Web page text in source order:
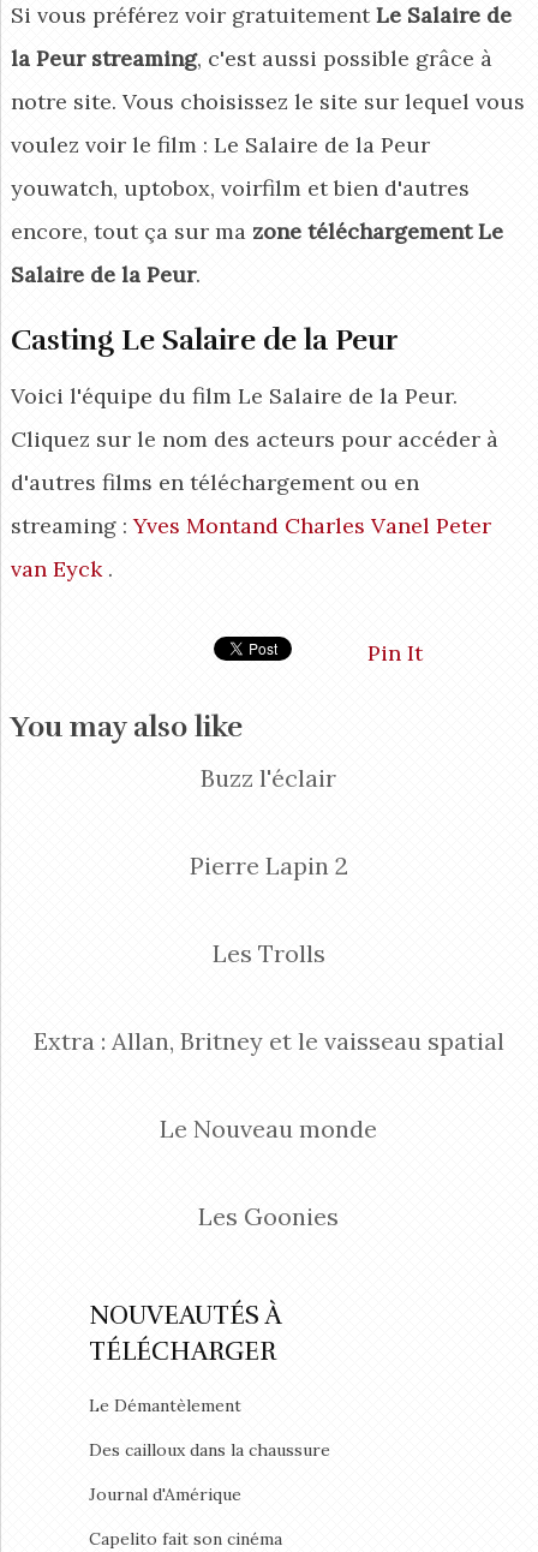
Si vous préférez voir gratuitementLe Salaire de
la Peur streaming, c'est aussi possible grâce à
notre site. Vous choisissez le site sur lequel vous
voulez voir le film : Le Salaire de la Peur
youwatch, uptobox, voirfilm et bien d'autres
encore, tout ça sur ma zone téléchargement Le
Salaire de la Peur.
Casting Le Salaire de la Peur
Voici l'équipe du film Le Salaire de la Peur.
Cliquez sur le nom des acteurs pour accéder à
d'autres films en téléchargement ou en
streaming :Yves Montand Charles Vanel Peter
van Eyck.
Pin It
You may also like
Buzz l'éclair
Pierre Lapin 2
Les Trolls
Extra : Allan, Britney et le vaisseau spatial
Le Nouveau monde
Les Goonies
NOUVEAUTÉS À
TÉLÉCHARGER
Le Démantèlement
Des cailloux dans la chaussure
Journal d'Amérique
Capelito fait son cinéma